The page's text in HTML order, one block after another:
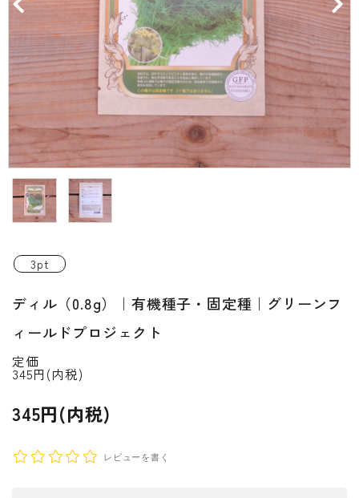
FOOD 食品
BLOG ブログ
INFORMATIOM
ご利用ガイド
プライバシーポリシー
特定商取引法について
ようこそ ゲスト 様
3pt
ディル（0.8g）｜有機種子・固定種｜グリーンフ
ィールドプロジェクト
定価
345円(内税)
345円(内税)
レビューを書く